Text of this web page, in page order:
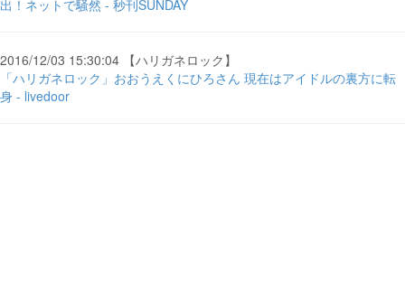
出！ネットで騒然 - 秒刊SUNDAY
2016/12/03 15:30:04 【ハリガネロック】
「ハリガネロック」おおうえくにひろさん 現在はアイドルの裏方に転
身 - livedoor